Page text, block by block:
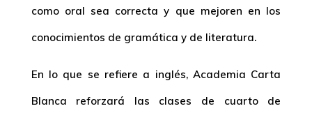
como oral sea correcta y que mejoren en los
conocimientos de gramática y de literatura.
En lo que se refiere a inglés, Academia Carta
Blanca reforzará las clases de cuarto de